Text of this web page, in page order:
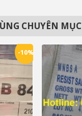
CHUYÊN MỤC
-10%